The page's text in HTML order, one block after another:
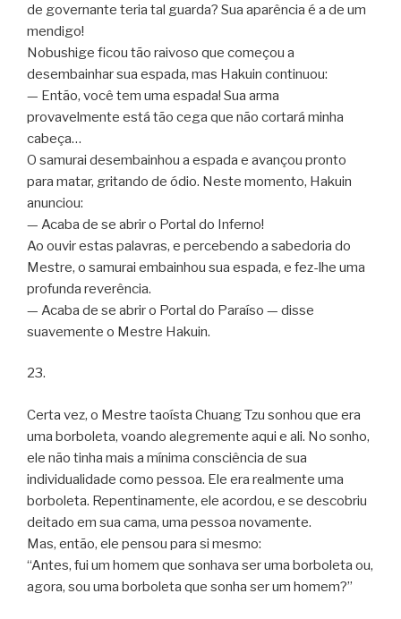
de governante teria tal guarda? Sua aparência é a de um
mendigo!
Nobushige ficou tão raivoso que começou a
desembainhar sua espada, mas Hakuin continuou:
— Então, você tem uma espada! Sua arma
provavelmente está tão cega que não cortará minha
cabeça…
O samurai desembainhou a espada e avançou pronto
para matar, gritando de ódio. Neste momento, Hakuin
anunciou:
— Acaba de se abrir o Portal do Inferno!
Ao ouvir estas palavras, e percebendo a sabedoria do
Mestre, o samurai embainhou sua espada, e fez-lhe uma
profunda reverência.
— Acaba de se abrir o Portal do Paraíso — disse
suavemente o Mestre Hakuin.
23.
Certa vez, o Mestre taoísta Chuang Tzu sonhou que era
uma borboleta, voando alegremente aqui e ali. No sonho,
ele não tinha mais a mínima consciência de sua
individualidade como pessoa. Ele era realmente uma
borboleta. Repentinamente, ele acordou, e se descobriu
deitado em sua cama, uma pessoa novamente.
Mas, então, ele pensou para si mesmo:
“Antes, fui um homem que sonhava ser uma borboleta ou,
agora, sou uma borboleta que sonha ser um homem?”